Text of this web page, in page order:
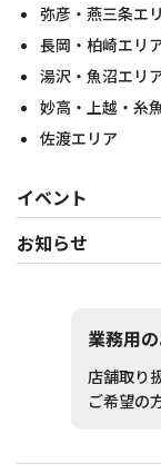
弥彦・燕三条エ
長岡・柏崎エリ
湯沢・魚沼エリ
妙高・上越・糸
佐渡エリア
イベント
お知らせ
業務用
店舗取り
ご希望の